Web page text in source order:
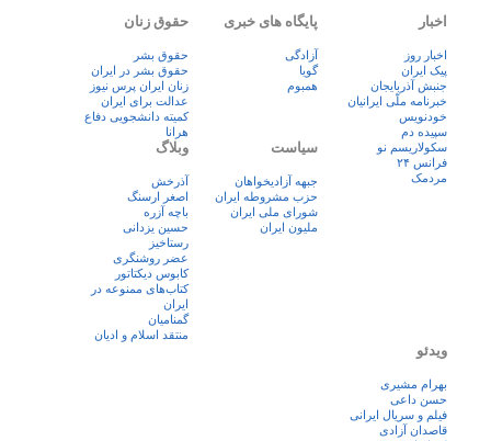
اخبار
اخبار روز
پيک ايران
جنبش آذربایجان
خبرنامه ملّی ایرانیان
خودنویس
سپیده دم
سکولاریسم نو
فرانس ۲۴
مردمک
پایگاه های خبری
آزادگی
گویا
همبوم
حقوق زنان
حقوق بشر
حقوق بشر در ایران
زنان ايران پرس نيوز
عدالت برای ایران
کمیته دانشجویی دفاع
هرانا
سیاست
جبهه آزادیخواهان
حزب مشروطه ایران
شورای ملی ایران
ملیون ایران
وبلاگ
آذرخش
اصغر ارسنگ
باچه آزره
حسین یزدانی
رستاخیز
عضر روشنگری
کابوس دیکتاتور
کتاب‌های ممنوعه در
ایران
گمنامیان
منتقد اسلام و ادیان
ویدئو
بهرام مشیری
حسن داعی
فيلم و سريال ايرانی
قاصدان آزادی